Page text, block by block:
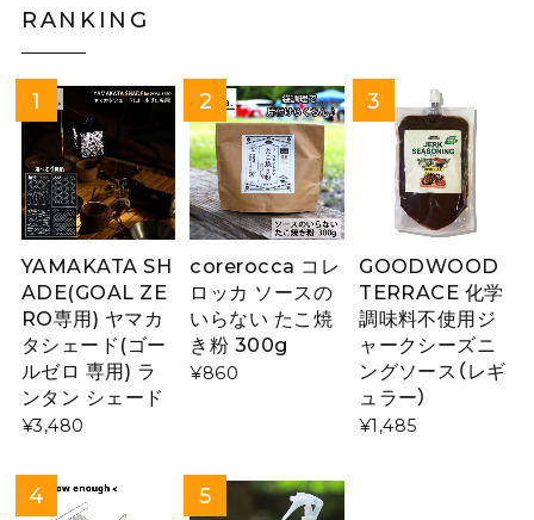
RANKING
YAMAKATA SH
ADE(GOAL ZE
RO専用) ヤマカ
タシェード(ゴー
ルゼロ 専用) ラ
ンタン シェード
¥3,480
corerocca コレ
ロッカ ソースの
いらない たこ焼
き粉 300g
¥860
GOODWOOD
TERRACE 化学
調味料不使用ジ
ャークシーズニ
ングソース（レギ
ュラー）
¥1,485